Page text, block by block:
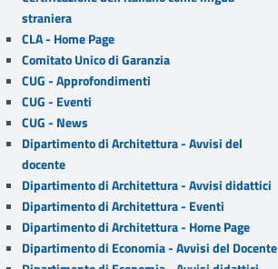
straniera
CLA - Home Page
Comitato Unico di Garanzia
CUG - Approfondimenti
CUG - Eventi
CUG - News
Dipartimento di Architettura - Avvisi del
docente
Dipartimento di Architettura - Avvisi didattici
Dipartimento di Architettura - Eventi
Dipartimento di Architettura - Home Page
Dipartimento di Economia - Avvisi del Docente